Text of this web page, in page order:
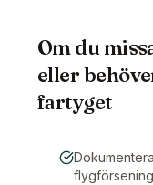
Om du
eller
fartyget